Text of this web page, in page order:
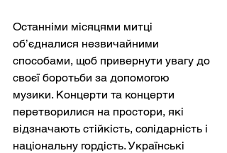
Останніми місяцями митці
об’єдналися незвичайними
способами, щоб привернути увагу до
своєї боротьби за допомогою
музики. Концерти та концерти
перетворилися на простори, які
відзначають стійкість, солідарність і
національну гордість. Українські